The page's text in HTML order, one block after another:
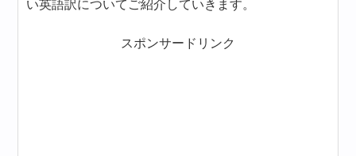
い英語訳についてご紹介していきます。
スポンサードリンク